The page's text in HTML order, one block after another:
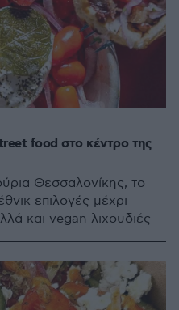
food στο κέντρο της
Θεσσαλονίκης, το
επιλογές μέχρι
και vegan λιχουδιές